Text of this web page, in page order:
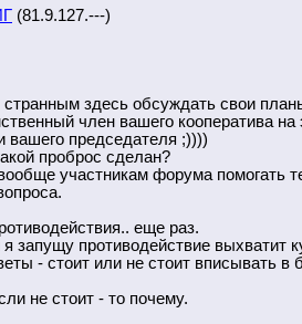
(81.9.127.---)
здесь обсуждать свои
член вашего кооператива
вашего председателя ;))))
проброс сделан?
участникам форума помогать
еще раз.
запущу противодействие выхватит
- стоит или не стоит вписывать в
не стоит - то почему.